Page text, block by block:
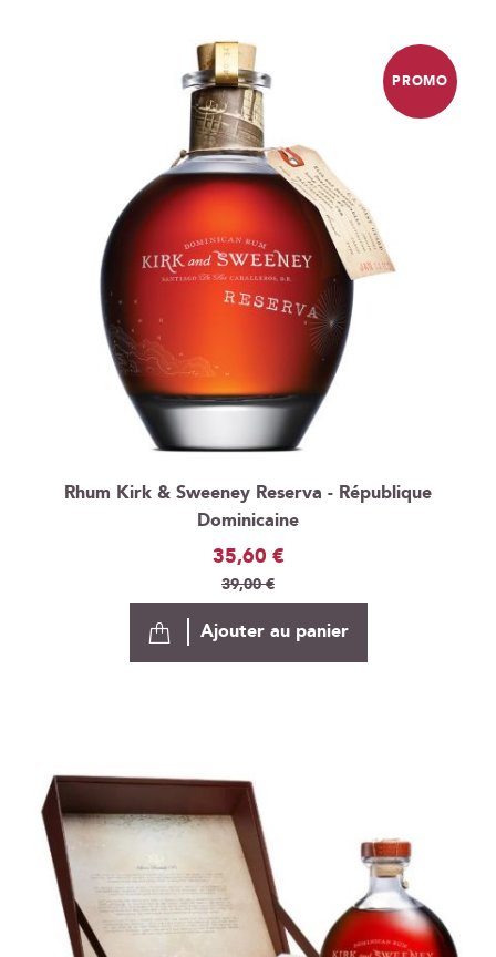
Rhum Kirk & Sweeney Reserva - République
Dominicaine
Prix
Spécial
35,60 €
39,00 €
PROMO
Ajouter au panier